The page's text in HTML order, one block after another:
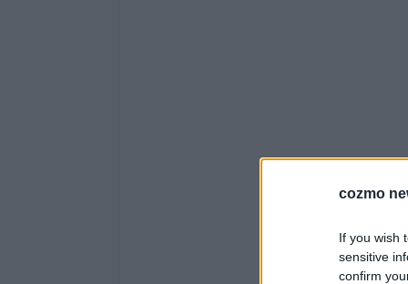
cozmo
If you wish
sensitive
confirm